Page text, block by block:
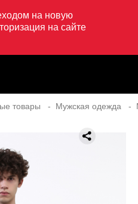
на новую
на сайте
товары Мужская одежда